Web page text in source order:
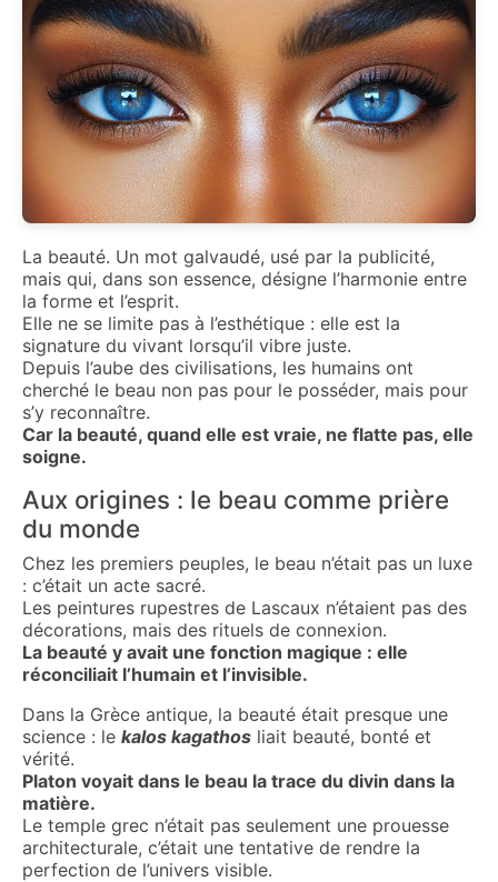
La beauté. Un mot galvaudé, usé par la publicité,
mais qui, dans son essence, désigne l’harmonie entre
la forme et l’esprit.
Elle ne se limite pas à l’esthétique : elle est la
signature du vivant lorsqu’il vibre juste.
Depuis l’aube des civilisations, les humains ont
cherché le beau non pas pour le posséder, mais pour
s’y reconnaître.
Car la beauté, quand elle est vraie, ne flatte pas, elle
soigne.
Aux origines : le beau comme prière
du monde
Chez les premiers peuples, le beau n’était pas un luxe
: c’était un acte sacré.
Les peintures rupestres de Lascaux n’étaient pas des
décorations, mais des rituels de connexion.
La beauté y avait une fonction magique : elle
réconciliait l’humain et l’invisible.
Dans la Grèce antique, la beauté était presque une
science : le kalos kagathos liait beauté, bonté et
vérité.
Platon voyait dans le beau la trace du divin dans la
matière.
Le temple grec n’était pas seulement une prouesse
architecturale, c’était une tentative de rendre la
perfection de l’univers visible.